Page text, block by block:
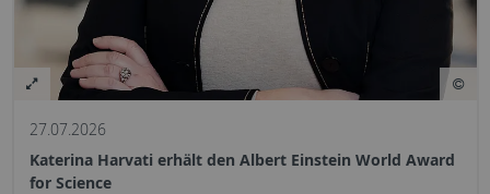
27.07.2026
Katerina Harvati erhält den Albert Einstein World Award
for Science